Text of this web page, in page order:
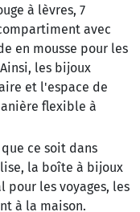
à lèvres, 7
avec
en mousse pour les
les bijoux
et l'espace de
flexible à
que ce soit dans
la boîte à bijoux
pour les voyages, les
à la maison.